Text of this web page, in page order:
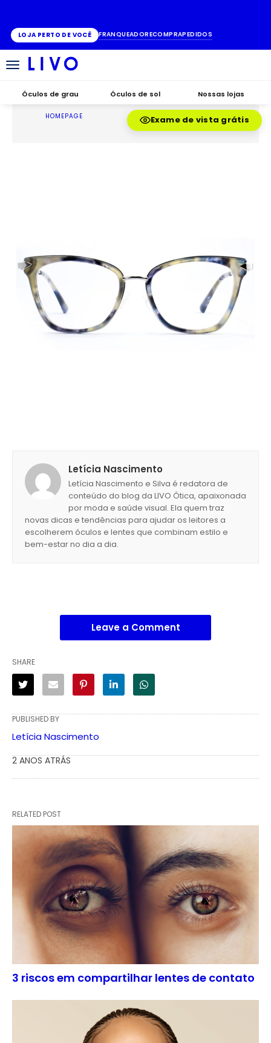
LOJA PERTO DE VOCÊ FRANQUEADORECOMPRAPEDIDOS
Alternar
Óculos de grau Óculos de sol Nossas lojas
Exame de vista grátis
HOMEPAGE
Letícia Nascimento
Letícia Nascimento e Silva é redatora de
conteúdo do blog da LIVO Ótica, apaixonada
por moda e saúde visual. Ela quem traz
novas dicas e tendências para ajudar os leitores a
escolherem óculos e lentes que combinam estilo e
bem-estar no dia a dia.
Leave a Comment
SHARE
PUBLISHED BY
Letícia Nascimento
2 ANOS ATRÁS
RELATED POST
3 riscos em compartilhar lentes de contato